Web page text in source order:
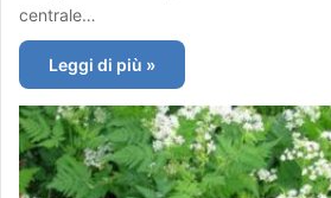
centrale…
Leggi di più »